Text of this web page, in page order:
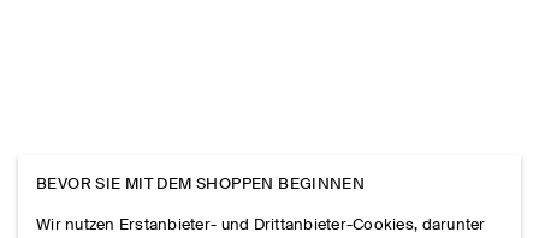
BEVOR SIE MIT DEM SHOPPEN BEGINNEN
Wir nutzen Erstanbieter- und Drittanbieter-Cookies, darunter